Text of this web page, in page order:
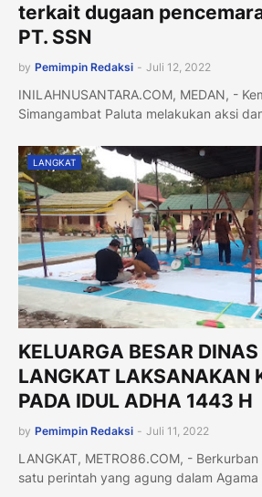
terkait dugaan
PT. SSN
by Pemimpin Redaksi - Juli 12, 2022
INILAHNUSANTARA.COM, MEDAN, -
Simangambat Paluta melakukan aksi
LANGKAT
KELUARGA BESAR
LANGKAT LAKSANAKAN
PADA IDUL ADHA 1443 H
by Pemimpin Redaksi - Juli 11, 2022
LANGKAT, METRO86.COM, -
satu perintah yang agung dalam